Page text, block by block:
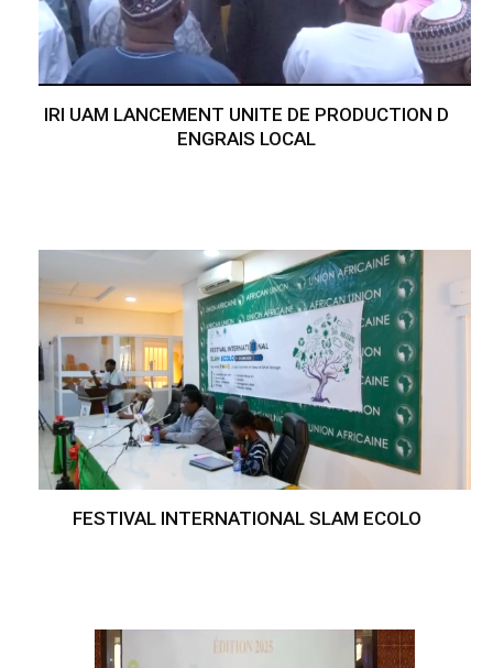
IRI UAM LANCEMENT UNITE DE PRODUCTION D
ENGRAIS LOCAL
FESTIVAL INTERNATIONAL SLAM ECOLO